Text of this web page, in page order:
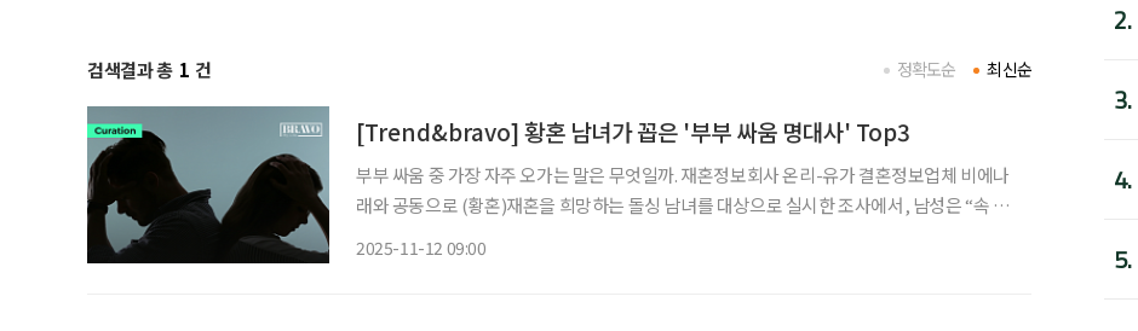
검색결과 총 1 건 최신순
정확도순
[Trend&bravo] 황혼 남녀가 꼽은 '부부 싸움 명대사' Top3
부부 싸움 중 가장 자주 오가는 말은 무엇일까. 재혼정보회사 온리-유가 결혼정보업체 비에나
래와 공동으로 (황혼)재혼을 희망하는 돌싱 남녀를 대상으로 실시한 조사에서, 남성은 “속 터
2025-11-12 09:00
2.
3.
4.
5.